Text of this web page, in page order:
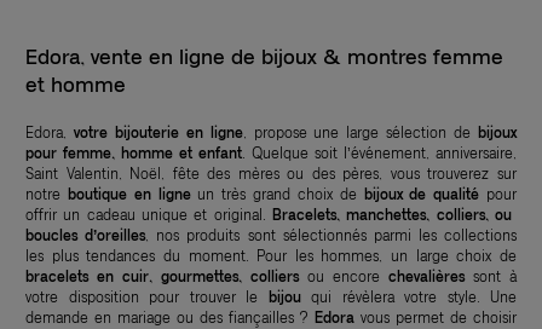
Edora, vente en ligne de bijoux & montres femme
et homme
Edora, votre bijouterie en ligne, propose une large sélection debijoux
pour femme, homme et enfant . Quelque soit l’événement, anniversaire,
Saint Valentin, Noël, fête des mères ou des pères, vous trouverez sur
notre boutique en ligneun très grand choix de bijoux de qualité pour
offrir un cadeau unique et original. Bracelets, manchettes, colliers, ou
boucles d’oreilles, nos produits sont sélectionnés parmi les collections
les plus tendances du moment. Pour les hommes, un large choix de
bracelets en cuir, gourmettes, colliersou encore chevalièressont à
votre disposition pour trouver le bijouqui révèlera votre style. Une
demande en mariage ou des fiançailles ?Edora vous permet de choisir